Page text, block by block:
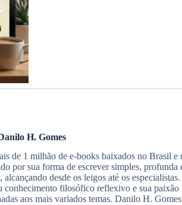
H. Gomes
de 1 milhão de e-books baixados no Brasil
por sua forma de escrever simples,
alcançando desde os leigos até os
conhecimento filosófico reflexivo e sua
aos mais variados temas. Danilo H.